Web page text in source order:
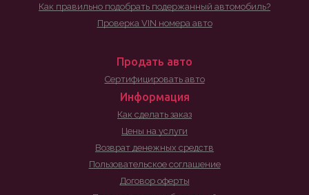
Как правильно подобрать подержанный автомобиль?
Проверка VIN номера авто
Продать авто
Сертифицировать авто
Информация
Как сделать заказ
Цены на услуги
Возврат денежных средств
Пользовательское соглашение
Договор оферты